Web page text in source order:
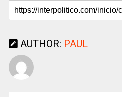
AUTHOR: PAUL